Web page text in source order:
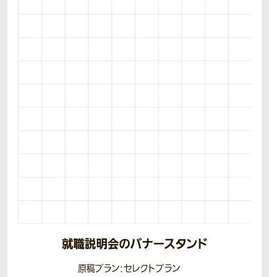
就職説明会のバナースタンド
原稿プラン：セレクトプラン